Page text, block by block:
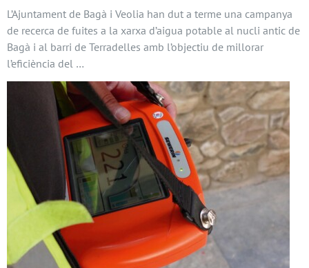
L’Ajuntament de Bagà i Veolia han dut a terme una campanya
de recerca de fuites a la xarxa d’aigua potable al nucli antic de
Bagà i al barri de Terradelles amb l’objectiu de millorar
l’eficiència del …